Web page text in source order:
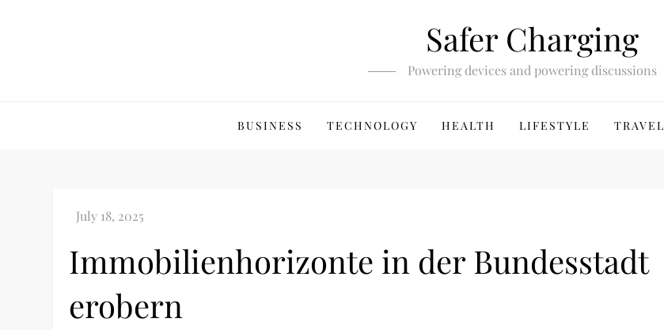
Safer Charging
Powering devices and powering discussions
BUSINESS TECHNOLOGY HEALTH LIFESTYLE TRAVEL
Immobilienhorizonte in der Bundesstadt
erobern